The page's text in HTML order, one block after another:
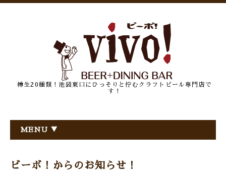
樽生20種類！池袋東口にひっそりと佇むクラフトビール専門店で
す！
MENU ▼
ビーボ！からのお知らせ！